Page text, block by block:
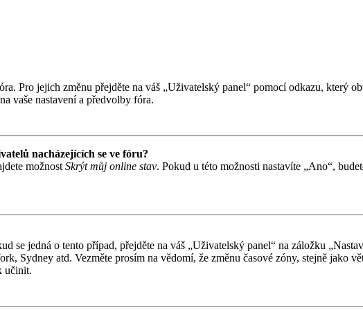
Pro jejich změnu přejděte na váš „Uživatelský panel“ pomocí odkazu, který
vaše nastavení a předvolby fóra.
nacházejících se ve fóru?
možnost Skrýt můj online stav. Pokud u této možnosti nastavíte „Ano“,
se jedná o tento případ, přejděte na váš „Uživatelský panel“ na záložku
Sydney atd. Vezměte prosím na vědomí, že změnu časové zóny, stejně jako
učinit.